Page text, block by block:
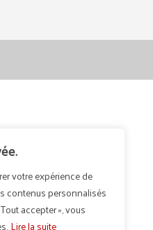
votre expérience de
contenus personnalisés
accepter », vous
Lire la suite